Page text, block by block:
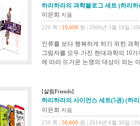
하리하라의 과학블로그 세트 (하리
이은희 지음
220 쪽 | 19,600 원 | 2006년 3월 18일 |
인류를 보다 행복하게 하기 위한 과
그림자를 모두 가진 현대과학의 10
에 따라 뜨거운 논쟁의 대상이 되는
[살림Friends]
하리하라의 사이언스 세트(5권) (하
이은희 지음
250 쪽 | 56,600 원 | 2014년 6월 30일 |